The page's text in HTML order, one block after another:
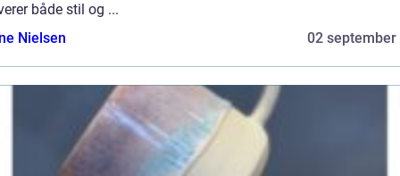
både stil og ...
Nielsen
02 september